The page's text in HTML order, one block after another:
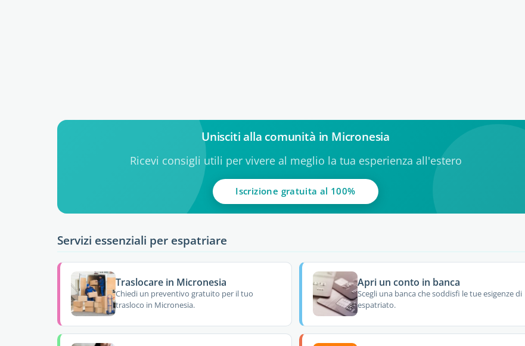
Unisciti alla comunità in Micronesia
Ricevi consigli utili per vivere al meglio la tua esperienza all'estero
Iscrizione gratuita al 100%
Servizi essenziali per espatriare
Traslocare in Micronesia
Chiedi un preventivo gratuito per il tuo
trasloco in Micronesia.
Apri un conto in banca
Scegli una banca che soddisfi le tue esigenze di
espatriato.